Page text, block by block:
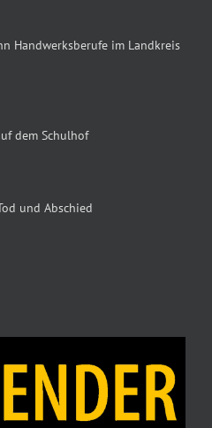
Handwerksberufe im Landkreis
dem Schulhof
und Abschied